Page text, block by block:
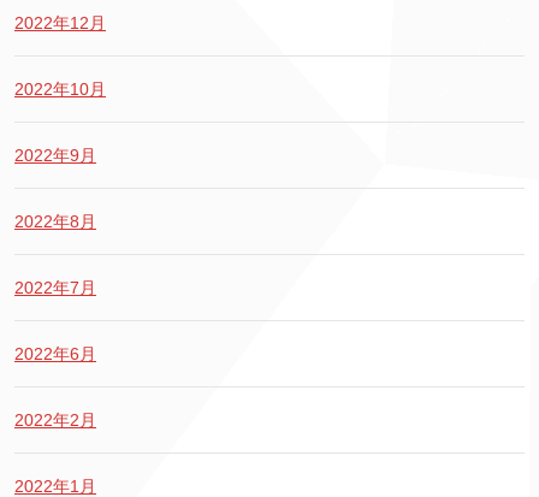
2022年12月
2022年10月
2022年9月
2022年8月
2022年7月
2022年6月
2022年2月
2022年1月